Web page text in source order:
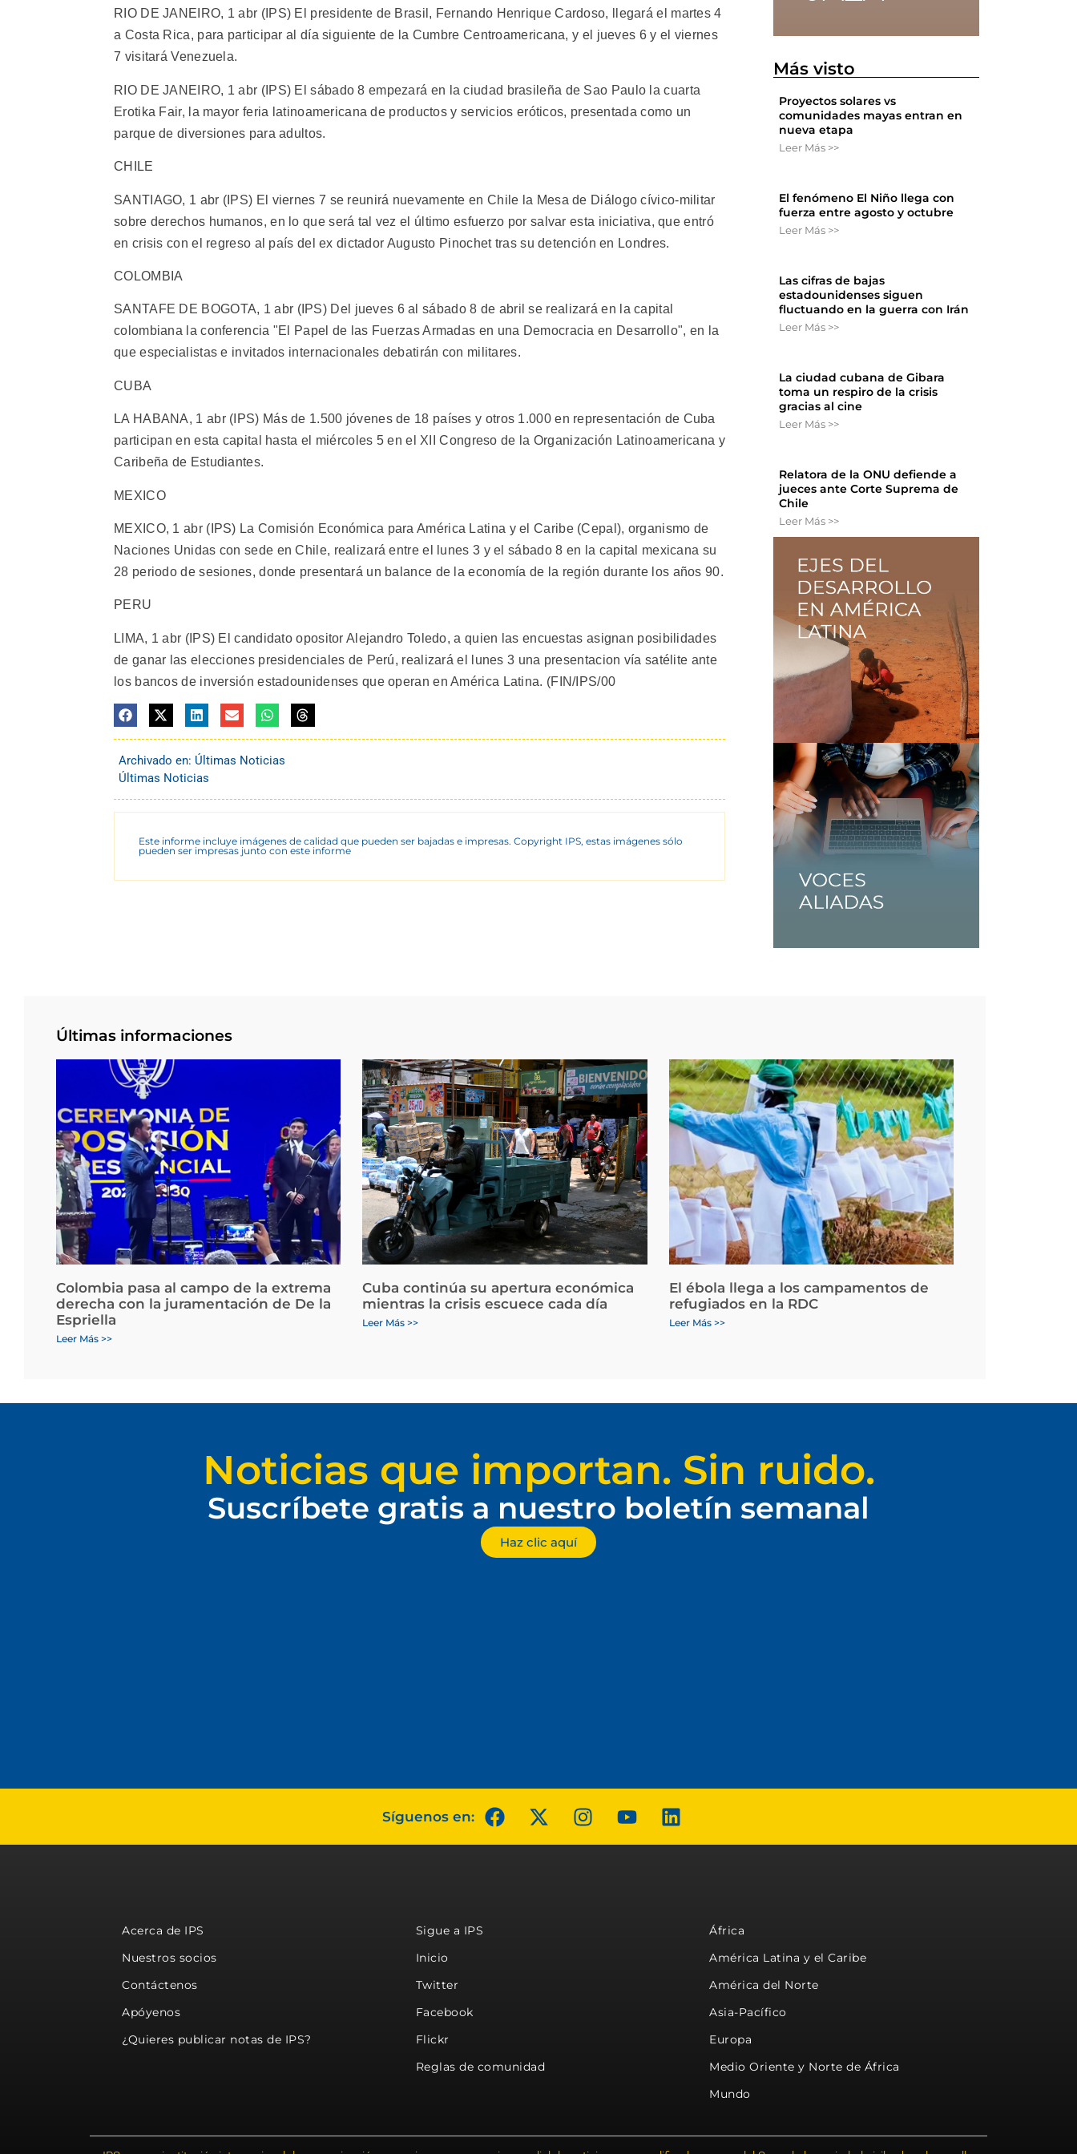
RIO DE JANEIRO, 1 abr (IPS) El presidente de Brasil, Fernando Henrique Cardoso, llegará el martes 4
a Costa Rica, para participar al día siguiente de la Cumbre Centroamericana, y el jueves 6 y el viernes
7 visitará Venezuela.
RIO DE JANEIRO, 1 abr (IPS) El sábado 8 empezará en la ciudad brasileña de Sao Paulo la cuarta
Erotika Fair, la mayor feria latinoamericana de productos y servicios eróticos, presentada como un
parque de diversiones para adultos.
CHILE
SANTIAGO, 1 abr (IPS) El viernes 7 se reunirá nuevamente en Chile la Mesa de Diálogo cívico-militar
sobre derechos humanos, en lo que será tal vez el último esfuerzo por salvar esta iniciativa, que entró
en crisis con el regreso al país del ex dictador Augusto Pinochet tras su detención en Londres.
COLOMBIA
SANTAFE DE BOGOTA, 1 abr (IPS) Del jueves 6 al sábado 8 de abril se realizará en la capital
colombiana la conferencia "El Papel de las Fuerzas Armadas en una Democracia en Desarrollo", en la
que especialistas e invitados internacionales debatirán con militares.
CUBA
LA HABANA, 1 abr (IPS) Más de 1.500 jóvenes de 18 países y otros 1.000 en representación de Cuba
participan en esta capital hasta el miércoles 5 en el XII Congreso de la Organización Latinoamericana y
Caribeña de Estudiantes.
MEXICO
MEXICO, 1 abr (IPS) La Comisión Económica para América Latina y el Caribe (Cepal), organismo de
Naciones Unidas con sede en Chile, realizará entre el lunes 3 y el sábado 8 en la capital mexicana su
28 periodo de sesiones, donde presentará un balance de la economía de la región durante los años 90.
PERU
LIMA, 1 abr (IPS) El candidato opositor Alejandro Toledo, a quien las encuestas asignan posibilidades
de ganar las elecciones presidenciales de Perú, realizará el lunes 3 una presentacion vía satélite ante
los bancos de inversión estadounidenses que operan en América Latina. (FIN/IPS/00
Archivado en: Últimas Noticias
Últimas Noticias
Este informe incluye imágenes de calidad que pueden ser bajadas e impresas. Copyright IPS, estas imágenes sólo
pueden ser impresas junto con este informe
Más visto
Proyectos solares vs
comunidades mayas entran en
nueva etapa
Leer Más >>
El fenómeno El Niño llega con
fuerza entre agosto y octubre
Leer Más >>
Las cifras de bajas
estadounidenses siguen
fluctuando en la guerra con Irán
Leer Más >>
La ciudad cubana de Gibara
toma un respiro de la crisis
gracias al cine
Leer Más >>
Relatora de la ONU defiende a
jueces ante Corte Suprema de
Chile
Leer Más >>
Últimas informaciones
Colombia pasa al campo de la extrema
derecha con la juramentación de De la
Espriella
Leer Más >>
Cuba continúa su apertura económica
mientras la crisis escuece cada día
Leer Más >>
El ébola llega a los campamentos de
refugiados en la RDC
Leer Más >>
Noticias que importan. Sin ruido.
Suscríbete gratis a nuestro boletín semanal
Haz clic aquí
Síguenos en:
Acerca de IPS
Nuestros socios
Contáctenos
Apóyenos
¿Quieres publicar notas de IPS?
Sigue a IPS
Inicio
Twitter
Facebook
Flickr
Reglas de comunidad
África
América Latina y el Caribe
América del Norte
Asia-Pacífico
Europa
Medio Oriente y Norte de África
Mundo